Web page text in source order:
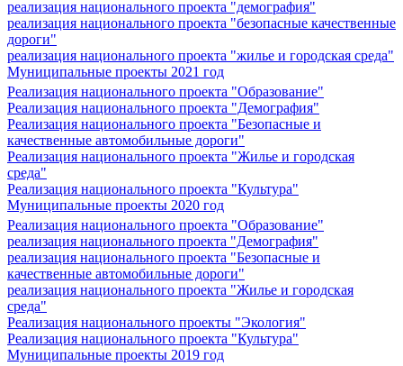
реализация национального проекта "демография"
реализация национального проекта "безопасные качественные
дороги"
реализация национального проекта "жилье и городская среда"
Муниципальные проекты 2021 год
Реализация национального проекта "Образование"
Реализация национального проекта "Демография"
Реализация национального проекта "Безопасные и
качественные автомобильные дороги"
Реализация национального проекта "Жилье и городская
среда"
Реализация национального проекта "Культура"
Муниципальные проекты 2020 год
Реализация национального проекта "Образование"
реализация национального проекта "Демография"
реализация национального проекта "Безопасные и
качественные автомобильные дороги"
реализация национального проекта "Жилье и городская
среда"
Реализация национального проекты "Экология"
Реализация национального проекта "Культура"
Муниципальные проекты 2019 год